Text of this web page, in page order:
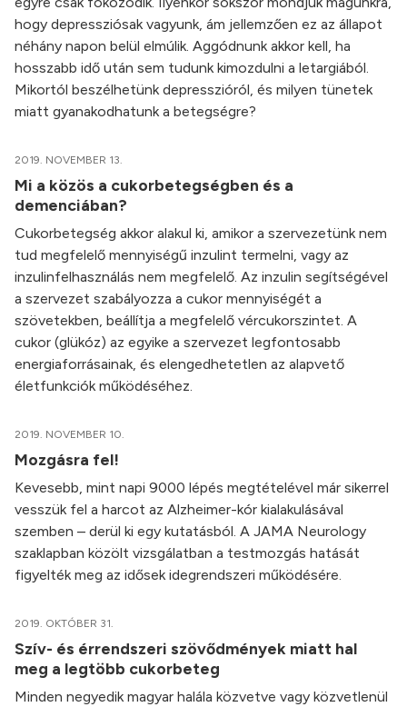
hogy depressziósak vagyunk, ám jellemzően ez az állapot
néhány napon belül elmúlik. Aggódnunk akkor kell, ha
hosszabb idő után sem tudunk kimozdulni a letargiából.
Mikortól beszélhetünk depresszióról, és milyen tünetek
miatt gyanakodhatunk a betegségre?
2019. NOVEMBER 13.
Mi a közös a cukorbetegségben és a
demenciában?
Cukorbetegség akkor alakul ki, amikor a szervezetünk nem
tud megfelelő mennyiségű inzulint termelni, vagy az
inzulinfelhasználás nem megfelelő. Az inzulin segítségével
a szervezet szabályozza a cukor mennyiségét a
szövetekben, beállítja a megfelelő vércukorszintet. A
cukor (glükóz) az egyike a szervezet legfontosabb
energiaforrásainak, és elengedhetetlen az alapvető
életfunkciók működéséhez.
2019. NOVEMBER 10.
Mozgásra fel!
Kevesebb, mint napi 9000 lépés megtételével már sikerrel
vesszük fel a harcot az Alzheimer-kór kialakulásával
szemben – derül ki egy kutatásból. A JAMA Neurology
szaklapban közölt vizsgálatban a testmozgás hatását
figyelték meg az idősek idegrendszeri működésére.
2019. OKTÓBER 31.
Szív- és érrendszeri szövődmények miatt hal
meg a legtöbb cukorbeteg
Minden negyedik magyar halála közvetve vagy közvetlenül